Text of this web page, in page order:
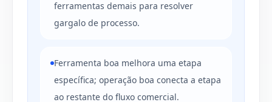
ferramentas demais para resolver
gargalo de processo.
Ferramenta boa melhora uma etapa
específica; operação boa conecta a etapa
ao restante do fluxo comercial.